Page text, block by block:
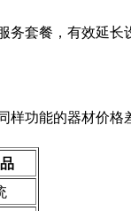
套餐，有效延长
功能的器材价格